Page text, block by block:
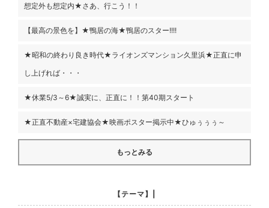
想定外も想定内★さあ、行こう！！
【最高の景色を】★鴨居の海★鴨居のスター!!!!
★昭和の終わり良き時代★ライオンズマンション久里浜★正直に申
し上げれば・・・
★休業5/3～6★誠実に、正直に！！第40期スタート
★正直不動産×宅建協会★映画ポスター掲示中★ひゅぅぅぅ～
もっとみる
【テーマ】|